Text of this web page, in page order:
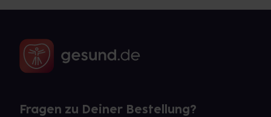
Fragen zu Deiner Bestellung?